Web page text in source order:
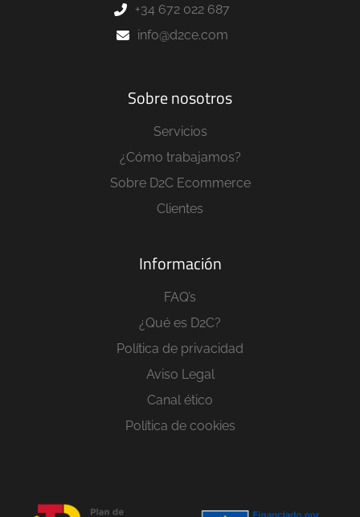
+34 672 022 687
info@d2ce.com
Sobre nosotros
Servicios
¿Cómo trabajamos?
Sobre D2C Ecommerce
Clientes
Información
FAQ’s
¿Qué es D2C?
Política de privacidad
Aviso Legal
Canal ético
Política de cookies